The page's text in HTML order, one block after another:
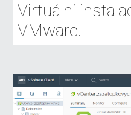
Virtuální
VMware.